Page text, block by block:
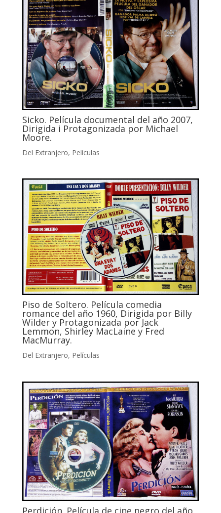
Sicko. Película documental del año 2007,
Dirigida i Protagonizada por Michael
Moore.
Del Extranjero, Películas
Piso de Soltero. Película comedia
romance del año 1960, Dirigida por Billy
Wilder y Protagonizada por Jack
Lemmon, Shirley MacLaine y Fred
MacMurray.
Del Extranjero, Películas
Perdición. Película de cine negro del año